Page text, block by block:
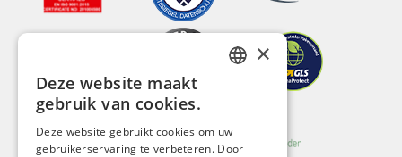
FRENCH
×
Deze website maakt
gebruik van cookies.
Deze website gebruikt cookies om uw
gebruikerservaring te verbeteren. Door